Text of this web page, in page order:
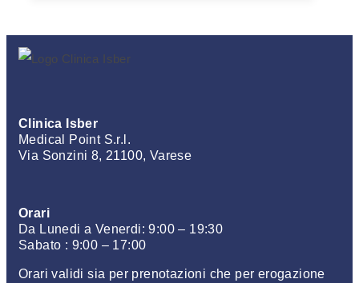
Clinica Isber
Medical Point S.r.l.
Via Sonzini 8, 21100, Varese
Orari
Da Lunedi a Venerdi: 9:00 – 19:30
Sabato : 9:00 – 17:00
Orari validi sia per prenotazioni che per erogazione